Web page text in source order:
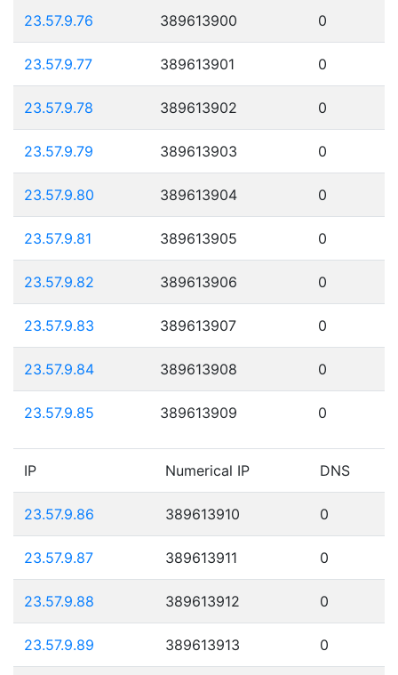
23.57.9.76 389613900 0
23.57.9.77 389613901 0
23.57.9.78 389613902 0
23.57.9.79 389613903 0
23.57.9.80 389613904 0
23.57.9.81 389613905 0
23.57.9.82 389613906 0
23.57.9.83 389613907 0
23.57.9.84 389613908 0
23.57.9.85 389613909 0
IP Numerical IP DNS
23.57.9.86 389613910 0
23.57.9.87 389613911 0
23.57.9.88 389613912 0
23.57.9.89 389613913 0